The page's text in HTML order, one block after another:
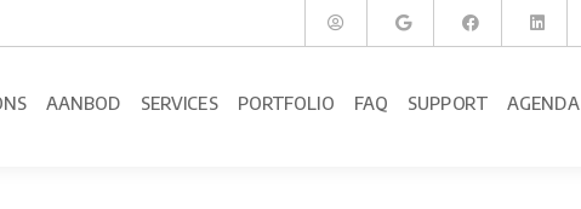
AANBOD SERVICES PORTFOLIO FAQ SUPPORT AGENDA